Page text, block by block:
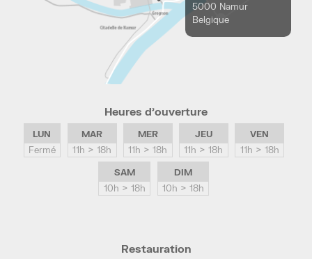
5000 Namur
Belgique
Heures d’ouverture
LUN
Fermé
MAR
11h > 18h
MER
11h > 18h
JEU
11h > 18h
VEN
11h > 18h
SAM
10h > 18h
DIM
10h > 18h
Restauration